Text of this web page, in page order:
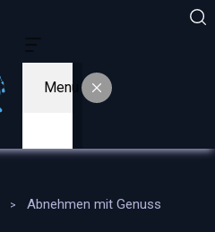
Menu
Abnehmen mit Genuss